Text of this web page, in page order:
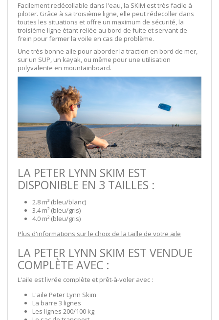
Facilement redécollable dans l'eau, la SKIM est très facile à
piloter. Grâce à sa troisième ligne, elle peut rédecoller dans
toutes les situations et offre un maximum de sécurité, la
troisième ligne étant reliée au bord de fuite et servant de
frein pour fermer la voile en cas de problème.
Une très bonne aile pour aborder la traction en bord de mer,
sur un SUP, un kayak, ou même pour une utilisation
polyvalente en mountainboard.
LA PETER LYNN SKIM EST
DISPONIBLE EN 3 TAILLES :
2.8 m² (bleu/blanc)
3.4 m² (bleu/gris)
4.0 m² (bleu/gris)
Plus d'informations sur le choix de la taille de votre aile
LA PETER LYNN SKIM EST VENDUE
COMPLÈTE AVEC :
L'aile est livrée complète et prêt-à-voler avec :
L'aile Peter Lynn Skim
La barre 3 lignes
Les lignes 200/100 kg